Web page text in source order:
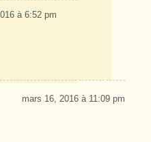
à 6:52 pm
mars 16, 2016 à 11:09 pm